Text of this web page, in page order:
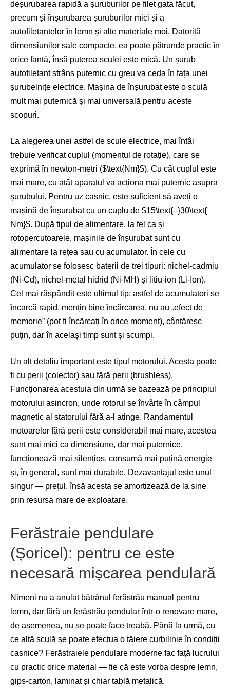
deșurubarea rapidă a șuruburilor pe filet gata făcut,
precum și înșurubarea șuruburilor mici și a
autofiletantelor în lemn și alte materiale moi. Datorită
dimensiunilor sale compacte, ea poate pătrunde practic în
orice fantă, însă puterea sculei este mică. Un șurub
autofiletant strâns puternic cu greu va ceda în fața unei
șurubelnițe electrice. Mașina de înșurubat este o sculă
mult mai puternică și mai universală pentru aceste
scopuri.
La alegerea unei astfel de scule electrice, mai întâi
trebuie verificat cuplul (momentul de rotație), care se
exprimă în newton-metri ($\text{Nm}$). Cu cât cuplul este
mai mare, cu atât aparatul va acționa mai puternic asupra
șurubului. Pentru uz casnic, este suficient să aveți o
mașină de înșurubat cu un cuplu de $15\text{–}30\text{
Nm}$. După tipul de alimentare, la fel ca și
rotopercutoarele, mașinile de înșurubat sunt cu
alimentare la rețea sau cu acumulator. În cele cu
acumulator se folosesc baterii de trei tipuri: nichel-cadmiu
(Ni-Cd), nichel-metal hidrid (Ni-MH) și litiu-ion (Li-Ion).
Cel mai răspândit este ultimul tip; astfel de acumulatori se
încarcă rapid, mențin bine încărcarea, nu au „efect de
memorie” (pot fi încărcați în orice moment), cântăresc
puțin, dar în același timp sunt și scumpi.
Un alt detaliu important este tipul motorului. Acesta poate
fi cu perii (colector) sau fără perii (brushless).
Funcționarea acestuia din urmă se bazează pe principiul
motorului asincron, unde rotorul se învârte în câmpul
magnetic al statorului fără a-l atinge. Randamentul
motoarelor fără perii este considerabil mai mare, acestea
sunt mai mici ca dimensiune, dar mai puternice,
funcționează mai silențios, consumă mai puțină energie
și, în general, sunt mai durabile. Dezavantajul este unul
singur — prețul, însă acesta se amortizează de la sine
prin resursa mare de exploatare.
Ferăstraie pendulare
(Șoricel): pentru ce este
necesară mișcarea pendulară
Nimeni nu a anulat bătrânul ferăstrău manual pentru
lemn, dar fără un ferăstrău pendular într-o renovare mare,
de asemenea, nu se poate face treabă. Până la urmă, cu
ce altă sculă se poate efectua o tăiere curbilinie în condiții
casnice? Ferăstraiele pendulare moderne fac față lucrului
cu practic orice material — fie că este vorba despre lemn,
gips-carton, laminat și chiar tablă metalică.